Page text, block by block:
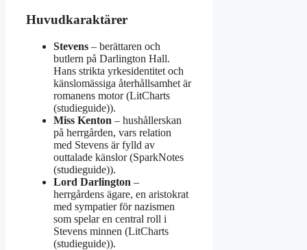
Huvudkaraktärer
Stevens – berättaren och
butlern på Darlington Hall.
Hans strikta yrkesidentitet och
känslomässiga återhållsamhet är
romanens motor (LitCharts
(studieguide)).
Miss Kenton – hushållerskan
på herrgården, vars relation
med Stevens är fylld av
outtalade känslor (SparkNotes
(studieguide)).
Lord Darlington –
herrgårdens ägare, en aristokrat
med sympatier för nazismen
som spelar en central roll i
Stevens minnen (LitCharts
(studieguide)).